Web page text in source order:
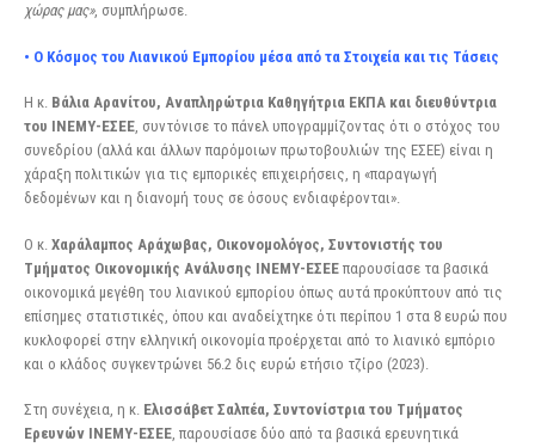
χώρας μας», συμπλήρωσε.
• Ο Κόσμος του Λιανικού Εμπορίου μέσα από τα Στοιχεία και τις Τάσεις
Η κ. Βάλια Αρανίτου, Αναπληρώτρια Καθηγήτρια ΕΚΠΑ και διευθύντρια
του ΙΝΕΜΥ-ΕΣΕΕ, συντόνισε το πάνελ υπογραμμίζοντας ότι ο στόχος του
συνεδρίου (αλλά και άλλων παρόμοιων πρωτοβουλιών της ΕΣΕΕ) είναι η
χάραξη πολιτικών για τις εμπορικές επιχειρήσεις, η «παραγωγή
δεδομένων και η διανομή τους σε όσους ενδιαφέρονται».
Ο κ. Χαράλαμπος Αράχωβας, Οικονομολόγος, Συντονιστής του
Τμήματος Οικονομικής Ανάλυσης ΙΝΕΜΥ-ΕΣΕΕ παρουσίασε τα βασικά
οικονομικά μεγέθη του λιανικού εμπορίου όπως αυτά προκύπτουν από τις
επίσημες στατιστικές, όπου και αναδείχτηκε ότι περίπου 1 στα 8 ευρώ που
κυκλοφορεί στην ελληνική οικονομία προέρχεται από το λιανικό εμπόριο
και ο κλάδος συγκεντρώνει 56.2 δις ευρώ ετήσιο τζίρο (2023).
Στη συνέχεια, η κ. Ελισσάβετ Σαλπέα, Συντονίστρια του Τμήματος
Ερευνών ΙΝΕΜΥ-ΕΣΕΕ, παρουσίασε δύο από τα βασικά ερευνητικά